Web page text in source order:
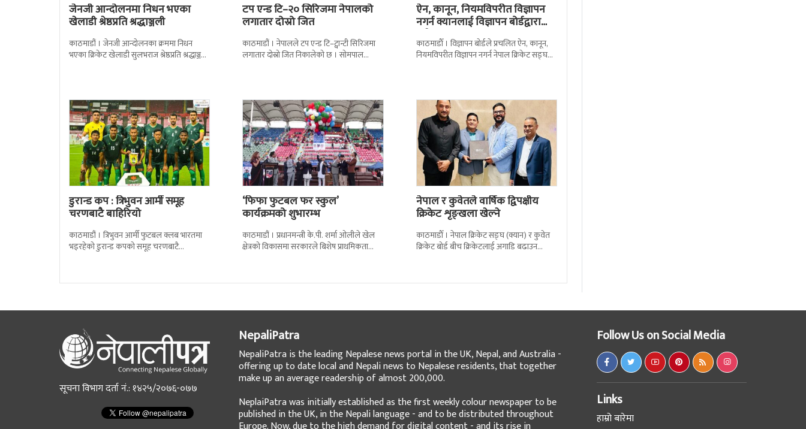
जेनजी आन्दोलनमा निधन भएका
खेलाडी श्रेष्ठप्रति श्रद्धाञ्जली
काठमाडौं । जेनजी आन्दोलनका क्रममा निधन
भएका क्रिकेट खेलाडी सुलभराज श्रेष्ठप्रति श्रद्धाञ्जली
टप एन्ड टि–२० सिरिजमा नेपालको
लगातार दोस्रो जित
काठमाडौं । नेपालले टप एन्ड टि–ट्वान्टी सिरिजमा
लगातार दोस्रो जित निकालेको छ । सोमपाल
ऐन, कानून, नियमविपरीत विज्ञापन
नगर्न क्यानलाई विज्ञापन बोर्डद्वारा
सचेत
काठमाडाैँ । विज्ञापन बोर्डले प्रचलित ऐन, कानून,
नियमविपरीत विज्ञापन नगर्न नेपाल क्रिकेट सङ्घ
डुरान्ड कप : त्रिभुवन आर्मी समूह
चरणबाटै बाहिरियो
काठमाडौं । त्रिभुवन आर्मी फुटबल क्लब भारतमा
भइरहेको डुरान्ड कपको समूह चरणबाटै
‘फिफा फुटबल फर स्कुल’
कार्यक्रमको शुभारम्भ
काठमाडौं । प्रधानमन्त्री के.पी. शर्मा ओलीले खेल
क्षेत्रको विकासमा सरकारले बिशेष प्राथमिकता
नेपाल र कुवेतले वार्षिक द्विपक्षीय
क्रिकेट शृङ्खला खेल्ने
काठमाडाैँ । नेपाल क्रिकेट सङ्घ (क्यान) र कुवेत
क्रिकेट बोर्ड बीच क्रिकेटलाई अगाडि बढाउन
सूचना विभाग दर्ता नं.: १४२५/२०७६-०७७
NepaliPatra
NepaliPatra is the leading Nepalese news portal in the UK, Nepal, and Australia -
offering up to date local and Nepali news to Nepalese residents, that together
make up an average readership of almost 200,000.
NeplaiPatra was initially established as the first weekly colour newspaper to be
published in the UK, in the Nepali language - and to be distributed throughout
Follow Us on Social Media
Links
हाम्रो बारेमा